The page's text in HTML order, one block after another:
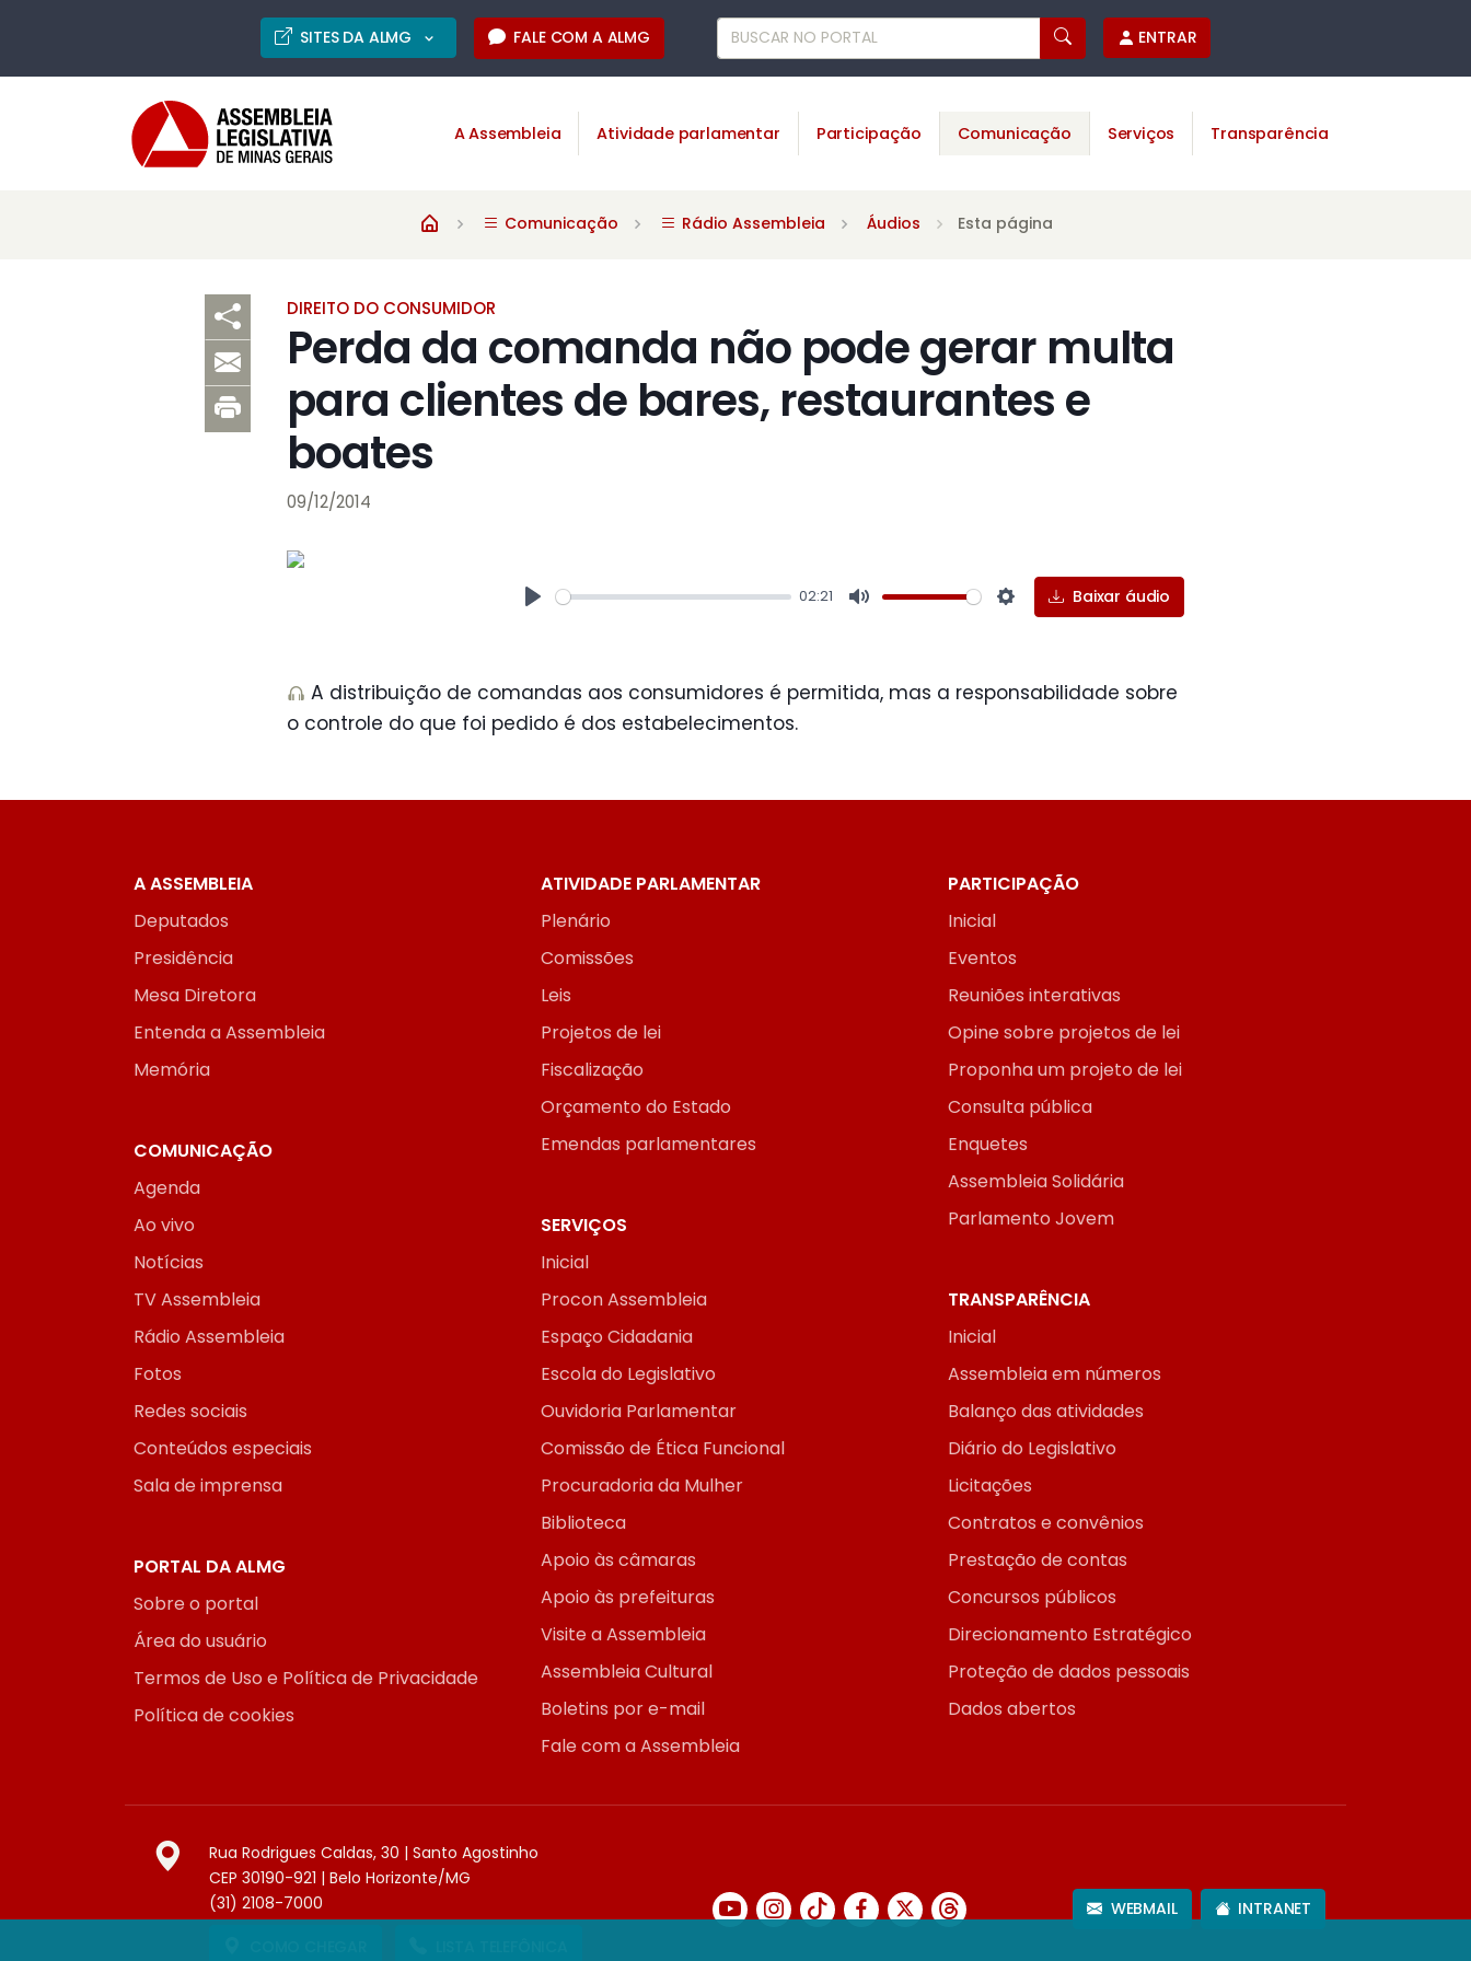
SITES DA ALMG FALE COM A ALMG ENTRAR
A Assembleia Atividade parlamentar Participação Comunicação Serviços Transparência
Comunicação Rádio Assembleia Áudios Esta página
DIREITO DO CONSUMIDOR
Perda da comanda não pode gerar multa
para clientes de bares, restaurantes e
boates
09/12/2014
02:21
Settings
Baixar áudio
A distribuição de comandas aos consumidores é permitida, mas a responsabilidade sobre
o controle do que foi pedido é dos estabelecimentos.
A ASSEMBLEIA
Deputados
Presidência
Mesa Diretora
Entenda a Assembleia
Memória
ATIVIDADE PARLAMENTAR
Plenário
Comissões
Leis
Projetos de lei
Fiscalização
Orçamento do Estado
Emendas parlamentares
PARTICIPAÇÃO
Inicial
Eventos
Reuniões interativas
Opine sobre projetos de lei
Proponha um projeto de lei
Consulta pública
Enquetes
Assembleia Solidária
Parlamento Jovem
COMUNICAÇÃO
Agenda
Ao vivo
Notícias
TV Assembleia
Rádio Assembleia
Fotos
Redes sociais
Conteúdos especiais
Sala de imprensa
SERVIÇOS
Inicial
Procon Assembleia
Espaço Cidadania
Escola do Legislativo
Ouvidoria Parlamentar
Comissão de Ética Funcional
Procuradoria da Mulher
Biblioteca
Apoio às câmaras
Apoio às prefeituras
Visite a Assembleia
Assembleia Cultural
Boletins por e-mail
Fale com a Assembleia
TRANSPARÊNCIA
Inicial
Assembleia em números
Balanço das atividades
Diário do Legislativo
Licitações
Contratos e convênios
Prestação de contas
Concursos públicos
Direcionamento Estratégico
Proteção de dados pessoais
Dados abertos
PORTAL DA ALMG
Sobre o portal
Área do usuário
Termos de Uso e Política de Privacidade
Política de cookies
Rua Rodrigues Caldas, 30 | Santo Agostinho
CEP 30190-921 | Belo Horizonte/MG
(31) 2108-7000
WEBMAIL INTRANET